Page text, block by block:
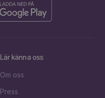
Lär känna oss
Om oss
Press